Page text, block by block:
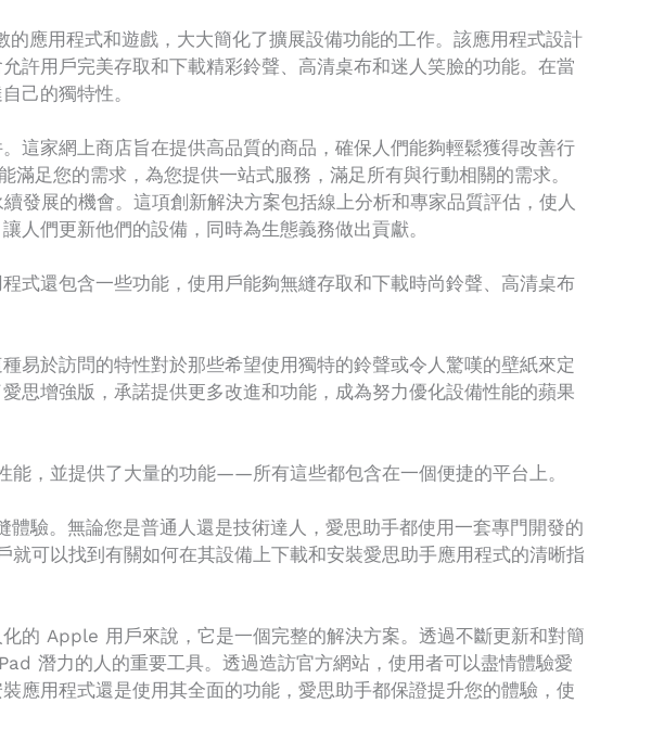
應用程式和遊戲，大大簡化了擴展設備功能的工作。該應用程式設計
許用戶完美存取和下載精彩鈴聲、高清桌布和迷人笑臉的功能。在當
己的獨特性。
這家網上商店旨在提供高品質的商品，確保人們能夠輕鬆獲得改善行
足您的需求，為您提供一站式服務，滿足所有與行動相關的需求。
發展的機會。這項創新解決方案包括線上分析和專家品質評估，使人
人們更新他們的設備，同時為生態義務做出貢獻。
式還包含一些功能，使用戶能夠無縫存取和下載時尚鈴聲、高清桌布
易於訪問的特性對於那些希望使用獨特的鈴聲或令人驚嘆的壁紙來定
增強版，承諾提供更多改進和功能，成為努力優化設備性能的蘋果
，並提供了大量的功能——所有這些都包含在一個便捷的平台上。
驗。無論您是普通人還是技術達人，愛思助手都使用一套專門開發的
可以找到有關如何在其設備上下載和安裝愛思助手應用程式的清晰指
的 Apple 用戶來說，它是一個完整的解決方案。透過不斷更新和對簡
潛力的人的重要工具。透過造訪官方網站，使用者可以盡情體驗愛
應用程式還是使用其全面的功能，愛思助手都保證提升您的體驗，使